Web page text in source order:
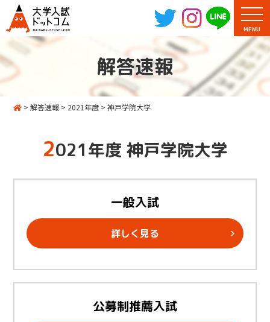
MENU
解答速報
>解答速報 > 2021年度 >神戸学院大学
2021年度 神戸学院大学
一般入試
詳しく見る
公募制推薦入試